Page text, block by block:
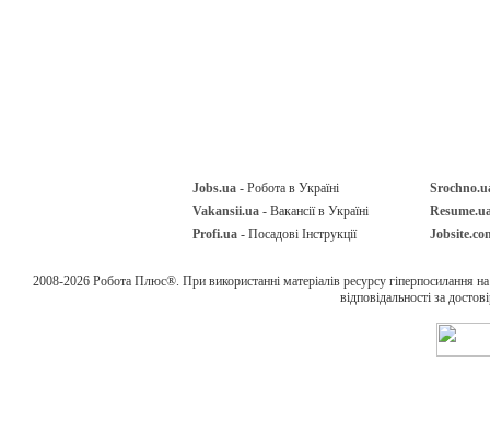
Jobs.ua - Робота в Україні
Vakansii.ua - Вакансії в Україні
Profi.ua - Посадові Інструкції
2008-2026 Робота Плюс®. При використанні матеріалів ресурсу гіперпосилання
відповідальності за